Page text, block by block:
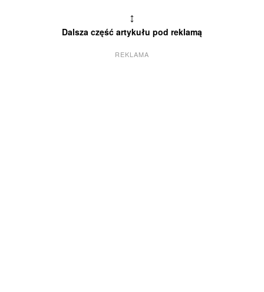
↕
Dalsza część artykułu pod reklamą
REKLAMA